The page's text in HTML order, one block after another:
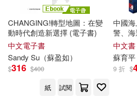
蘇彥彰(17) 蘇碩斌(17)
鄭樹棠(17)
阿道斯．赫胥黎(17)
鳳凰出版社(103)
作家出版社(102)
CHANGING!轉型地圖：在變
動時代創造新選擇 (電子書)
中文電子書
Sandy Su（蘇盈如）
$316 $400
紙
試閱
中國
警、
中文書
蘇育平
9 折 $